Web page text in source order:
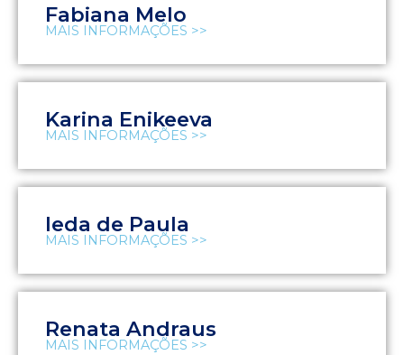
Fabiana Melo
MAIS INFORMAÇÕES >>
Karina Enikeeva
MAIS INFORMAÇÕES >>
Ieda de Paula
MAIS INFORMAÇÕES >>
Renata Andraus
MAIS INFORMAÇÕES >>